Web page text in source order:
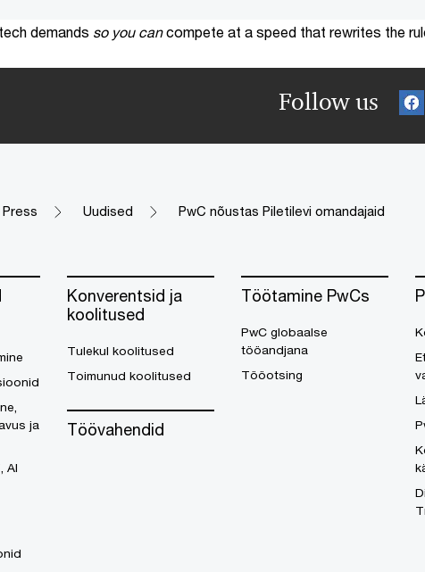
demands so you can compete at a speed that rewrites the
Follow us
Press Uudised PwC nõustas Piletilevi omandajaid
ja
AI
Konverentsid ja
koolitused
Tulekul koolitused
Toimunud koolitused
Töövahendid
Töötamine PwCs
PwC globaalse
tööandjana
Tööotsing